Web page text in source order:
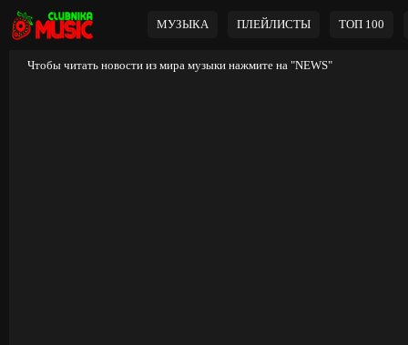
МУЗЫКА ПЛЕЙЛИСТЫ ТОП 100
Чтобы читать новости из мира музыки нажмите на "NEWS"